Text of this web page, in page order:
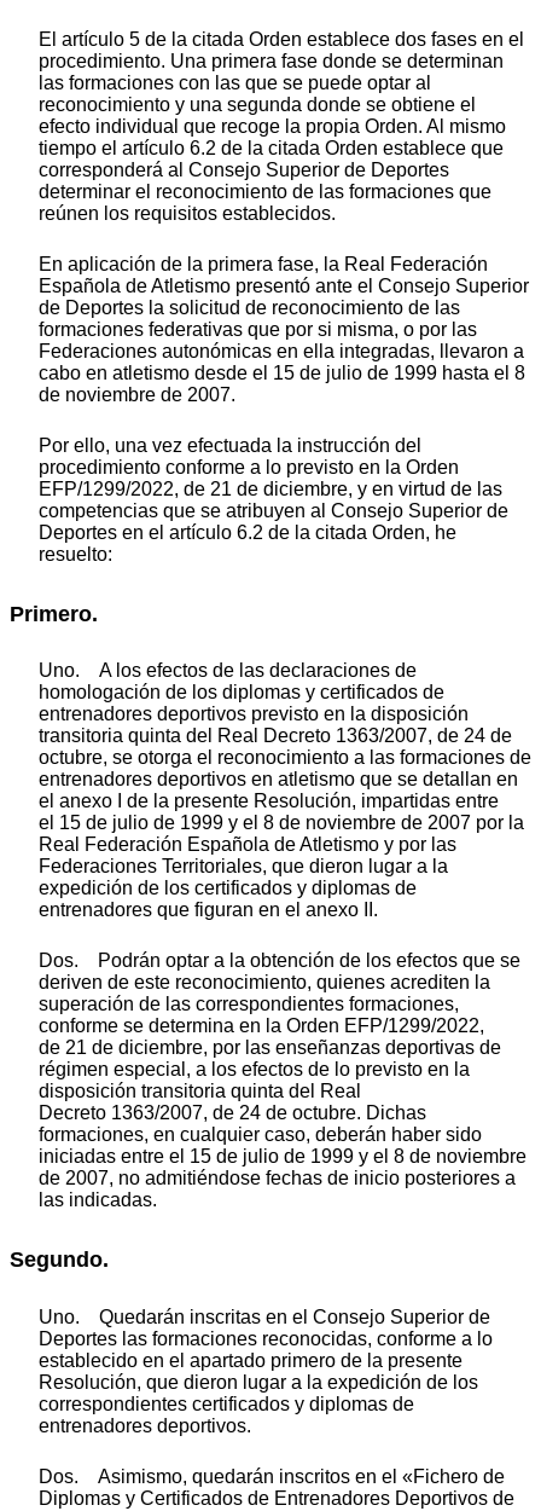
El artículo 5 de la citada Orden establece dos fases en el
procedimiento. Una primera fase donde se determinan
las formaciones con las que se puede optar al
reconocimiento y una segunda donde se obtiene el
efecto individual que recoge la propia Orden. Al mismo
tiempo el artículo 6.2 de la citada Orden establece que
corresponderá al Consejo Superior de Deportes
determinar el reconocimiento de las formaciones que
reúnen los requisitos establecidos.
En aplicación de la primera fase, la Real Federación
Española de Atletismo presentó ante el Consejo Superior
de Deportes la solicitud de reconocimiento de las
formaciones federativas que por si misma, o por las
Federaciones autonómicas en ella integradas, llevaron a
cabo en atletismo desde el 15 de julio de 1999 hasta el 8
de noviembre de 2007.
Por ello, una vez efectuada la instrucción del
procedimiento conforme a lo previsto en la Orden
EFP/1299/2022, de 21 de diciembre, y en virtud de las
competencias que se atribuyen al Consejo Superior de
Deportes en el artículo 6.2 de la citada Orden, he
resuelto:
Primero.
Uno. A los efectos de las declaraciones de
homologación de los diplomas y certificados de
entrenadores deportivos previsto en la disposición
transitoria quinta del Real Decreto 1363/2007, de 24 de
octubre, se otorga el reconocimiento a las formaciones de
entrenadores deportivos en atletismo que se detallan en
el anexo I de la presente Resolución, impartidas entre
el 15 de julio de 1999 y el 8 de noviembre de 2007 por la
Real Federación Española de Atletismo y por las
Federaciones Territoriales, que dieron lugar a la
expedición de los certificados y diplomas de
entrenadores que figuran en el anexo II.
Dos. Podrán optar a la obtención de los efectos que se
deriven de este reconocimiento, quienes acrediten la
superación de las correspondientes formaciones,
conforme se determina en la Orden EFP/1299/2022,
de 21 de diciembre, por las enseñanzas deportivas de
régimen especial, a los efectos de lo previsto en la
disposición transitoria quinta del Real
Decreto 1363/2007, de 24 de octubre. Dichas
formaciones, en cualquier caso, deberán haber sido
iniciadas entre el 15 de julio de 1999 y el 8 de noviembre
de 2007, no admitiéndose fechas de inicio posteriores a
las indicadas.
Segundo.
Uno. Quedarán inscritas en el Consejo Superior de
Deportes las formaciones reconocidas, conforme a lo
establecido en el apartado primero de la presente
Resolución, que dieron lugar a la expedición de los
correspondientes certificados y diplomas de
entrenadores deportivos.
Dos. Asimismo, quedarán inscritos en el «Fichero de
Diplomas y Certificados de Entrenadores Deportivos de